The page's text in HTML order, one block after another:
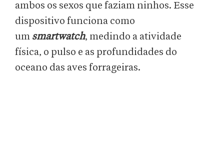
ambos os sexos que faziam ninhos. Esse
dispositivo funciona como
um smartwatch, medindo a atividade
física, o pulso e as profundidades do
oceano das aves forrageiras.